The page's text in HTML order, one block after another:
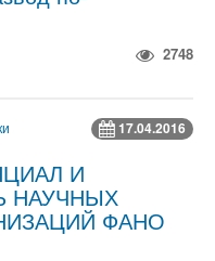
2748
17.04.2016
И
НАУЧНЫХ
ФАНО